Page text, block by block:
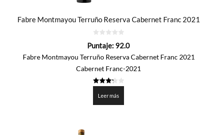
Fabre Montmayou Terruño Reserva Cabernet Franc 2021
de
Puntaje: 92.0
Fabre Montmayou Terruño Reserva Cabernet Franc 2021
Cabernet Franc-2021
de 5
Leer más